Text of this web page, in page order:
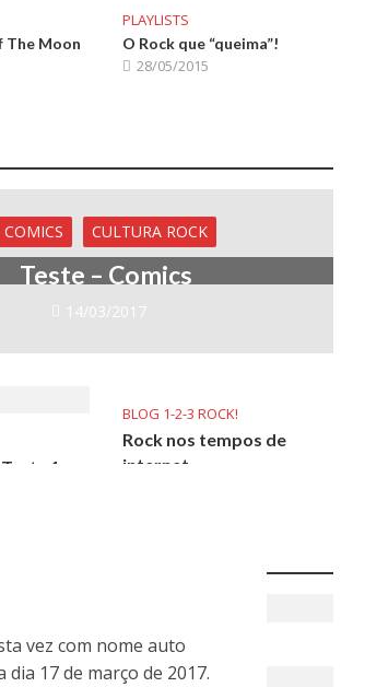
The Moon
PLAYLISTS
O Rock que “queima”!
28/05/2015
COMICS CULTURA ROCK
Teste – Comics
14/03/2017
1
BLOG 1-2-3 ROCK!
Rock nos tempos de
internet
vez com nome auto
17 de março de 2017.